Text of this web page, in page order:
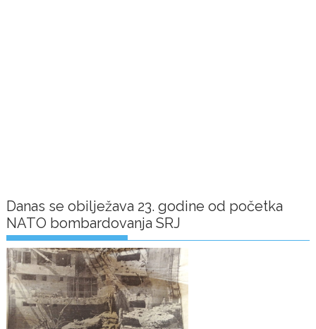
Danas se obilježava 23. godine od početka
NATO bombardovanja SRJ